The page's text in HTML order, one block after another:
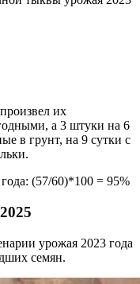
их
а 3 штуки на 6
в грунт, на 9 сутки с
(57/60)*100 = 95%
урожая 2023 года
семян.